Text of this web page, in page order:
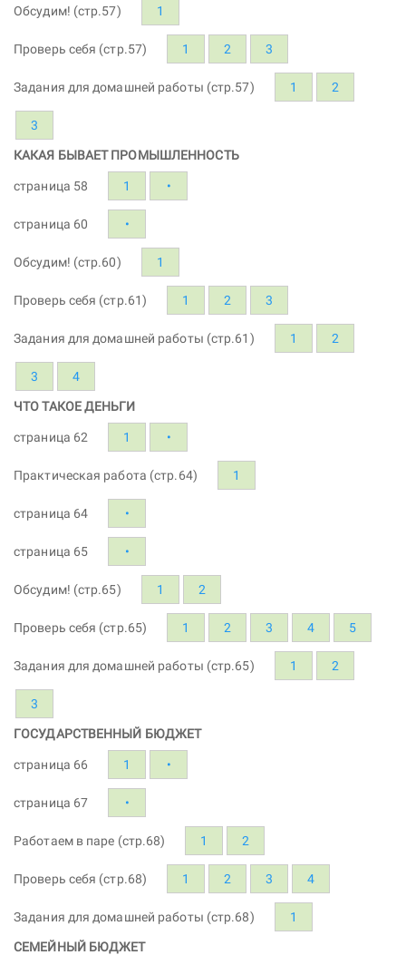
Обсудим! (стр.57) 1
Проверь себя (стр.57) 1 2 3
Задания для домашней работы (стр.57) 1 2
3
КАКАЯ БЫВАЕТ ПРОМЫШЛЕННОСТЬ
страница 58 1 •
страница 60 •
Обсудим! (стр.60) 1
Проверь себя (стр.61) 1 2 3
Задания для домашней работы (стр.61) 1 2
3 4
ЧТО ТАКОЕ ДЕНЬГИ
страница 62 1 •
Практическая работа (стр.64) 1
страница 64 •
страница 65 •
Обсудим! (стр.65) 1 2
Проверь себя (стр.65) 1 2 3 4 5
Задания для домашней работы (стр.65) 1 2
3
ГОСУДАРСТВЕННЫЙ БЮДЖЕТ
страница 66 1 •
страница 67 •
Работаем в паре (стр.68) 1 2
Проверь себя (стр.68) 1 2 3 4
Задания для домашней работы (стр.68) 1
СЕМЕЙНЫЙ БЮДЖЕТ